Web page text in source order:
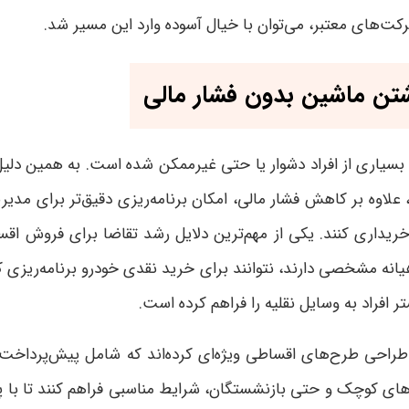
معتبر، می‌توان با خیال آسوده وارد این مسیر شد.
ماشین بدون فشار مالی
بسیاری از افراد دشوار یا حتی غیرممکن شده است. به همین
بر کاهش فشار مالی، امکان برنامه‌ریزی دقیق‌تر برای
کنند. یکی از مهم‌ترین دلایل رشد تقاضا برای فروش
مشخصی دارند، نتوانند برای خرید نقدی خودرو
به وسایل نقلیه را فراهم کرده است.
به طراحی طرح‌های اقساطی ویژه‌ای کرده‌اند که شامل
کوچک و حتی بازنشستگان، شرایط مناسبی فراهم کنند